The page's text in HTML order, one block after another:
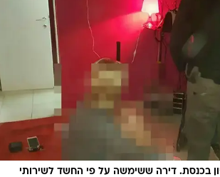
בכנסת. דירה ששימשה על פי החשד לשירותי